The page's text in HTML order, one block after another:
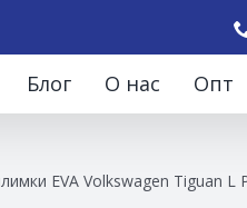
Блог О нас Опт
EVA Volkswagen Tiguan L